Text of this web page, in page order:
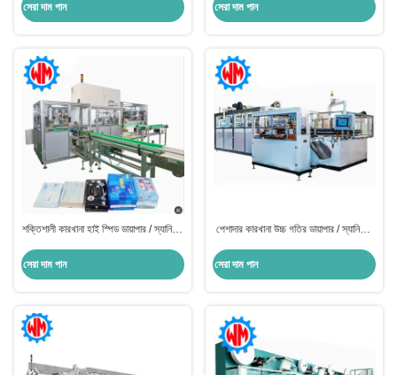
সেরা দাম পান
সেরা দাম পান
শক্তিশালী কারখানা হাই স্পিড ডায়াপার / স্যানিটারি
সেরা দাম পান
পেশাদার কারখানা উচ্চ গতির ডায়াপার / স্যানিটারি
সেরা দাম পান